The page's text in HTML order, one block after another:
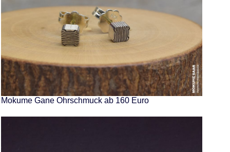
Mokume Gane Ohrschmuck ab 160 Euro